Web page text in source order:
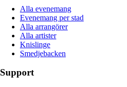
Alla evenemang
Evenemang per stad
Alla arrangörer
Alla artister
Knislinge
Smedjebacken
Support